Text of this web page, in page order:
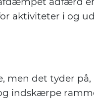
aktiviteter i og
men det tyder på,
indskærpe